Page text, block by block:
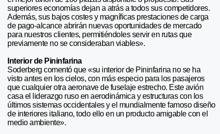
superiores economías dejan a atrás a todos sus competidores.
Además, sus bajos costes y magníficas prestaciones de carga
de pago-alcance abrirán nuevas oportunidades de mercado
para nuestros clientes, permitiéndoles servir en rutas que
previamente no se consideraban viables».
Interior de Pininfarina
Soderberg comentó que «su interior de Pininfarina no se ha
visto antes en los cielos, con más especio para los pasajeros
que cualquier otra aeronave de fuselaje estrecho. Este avión
casa el liderazgo ruso en aerodinámica y estructuras con los
últimos sistemas occidentales y el mundialmente famoso diseño
de interiores italiano, todo ello en un producto amigable con el
medio ambiente».